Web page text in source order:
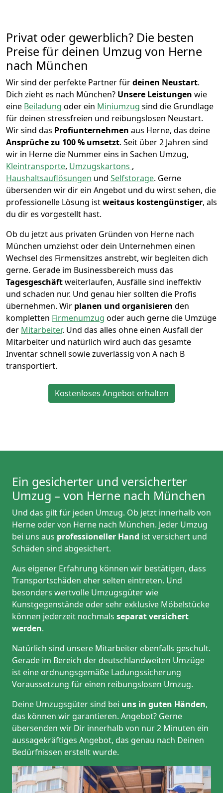
Privat oder gewerblich? Die besten
Preise für deinen Umzug von Herne
nach München
Wir sind der perfekte Partner fürdeinen Neustart.
Dich zieht es nach München? Unsere Leistungen wie
eine Beiladung oder ein Miniumzug sind die Grundlage
für deinen stressfreien und reibungslosen Neustart.
Wir sind das Profiunternehmen aus Herne, das deine
Ansprüche zu 100 % umsetzt. Seit über 2 Jahren sind
wir in Herne die Nummer eins in Sachen Umzug,
Kleintransporte, Umzugskartons ,
Haushaltsauflösungen und Selfstorage. Gerne
übersenden wir dir ein Angebot und du wirst sehen, die
professionelle Lösung istweitaus kostengünstiger, als
du dir es vorgestellt hast.
Ob du jetzt aus privaten Gründen von Herne nach
München umziehst oder dein Unternehmen einen
Wechsel des Firmensitzes anstrebt, wir begleiten dich
gerne. Gerade im Businessbereich muss das
Tagesgeschäftweiterlaufen, Ausfälle sind ineffektiv
und schaden nur. Und genau hier sollten die Profis
übernehmen. Wir planen und organisieren den
kompletten Firmenumzug oder auch gerne die Umzüge
der Mitarbeiter. Und das alles ohne einen Ausfall der
Mitarbeiter und natürlich wird auch das gesamte
Inventar schnell sowie zuverlässig von A nach B
transportiert.
Kostenloses Angebot erhalten
Ein gesicherter und versicherter
Umzug – von Herne nach München
Und das gilt für jeden Umzug. Ob jetzt innerhalb von
Herne oder von Herne nach München. Jeder Umzug
bei uns aus professioneller Hand ist versichert und
Schäden sind abgesichert.
Aus eigener Erfahrung können wir bestätigen, dass
Transportschäden eher selten eintreten. Und
besonders wertvolle Umzugsgüter wie
Kunstgegenstände oder sehr exklusive Möbelstücke
können jederzeit nochmals separat versichert
werden.
Natürlich sind unsere Mitarbeiter ebenfalls geschult.
Gerade im Bereich der deutschlandweiten Umzüge
ist eine ordnungsgemäße Ladungssicherung
Voraussetzung für einen reibungslosen Umzug.
Deine Umzugsgüter sind bei uns in guten Händen,
das können wir garantieren. Angebot? Gerne
übersenden wir Dir innerhalb von nur 2 Minuten ein
aussagekräftiges Angebot, das genau nach Deinen
Bedürfnissen erstellt wurde.